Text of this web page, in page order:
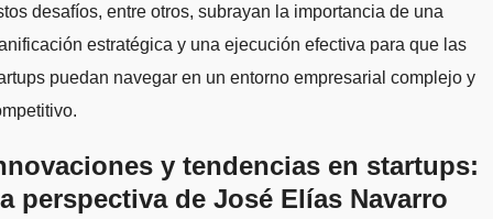
desafíos, entre otros, subrayan la importancia de una
estratégica y una ejecución efectiva para que las
puedan navegar en un entorno empresarial complejo y
y tendencias en startups:
perspectiva de José Elías Navarro